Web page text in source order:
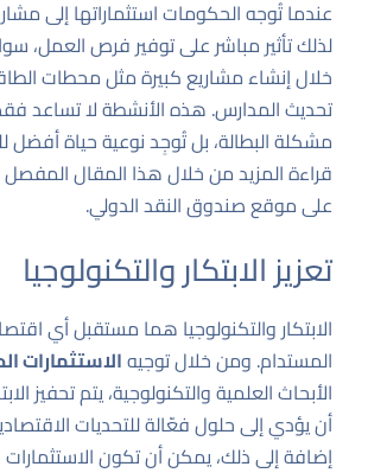
عندما تُوجه الحكومات استثماراتها إلى
لذلك تأثير مباشر على توفير فرص العمل،
خلال إنشاء مشاريع كبيرة مثل محطات
تحديث المدارس. هذه الأنشطة لا تساعد
مشكلة البطالة، بل تُوجِد نوعية حياة أفضل
قراءة المزيد من خلال هذا المقال
على موقع صندوق النقد الدولي.
تعزيز الابتكار والتكنولوجيا
الابتكار والتكنولوجيا هما مستقبل أي
المستدام. ومن خلال توجيهالاستثمارات
الأبحاث العلمية والتكنولوجية، يتم تحفيز
أن يؤدي إلى حلول فعّالة للتحديات
إضافة إلى ذلك، يمكن أن تكون الاستثمارات